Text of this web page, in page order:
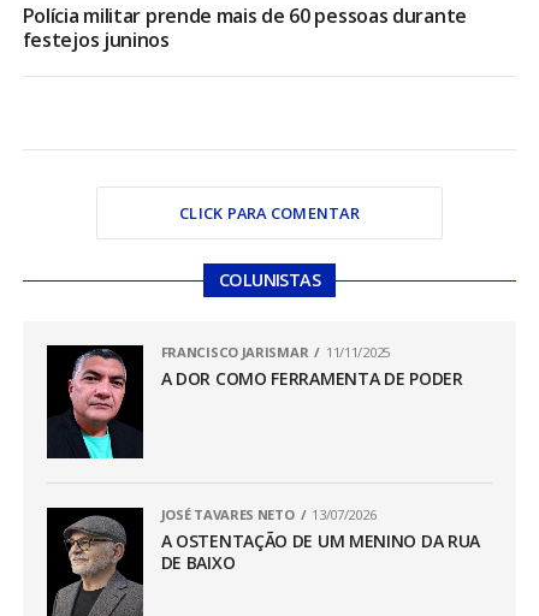
Polícia militar prende mais de 60 pessoas durante
festejos juninos
CLICK PARA COMENTAR
COLUNISTAS
FRANCISCO JARISMAR 11/11/2025
A DOR COMO FERRAMENTA DE PODER
JOSÉ TAVARES NETO 13/07/2026
A OSTENTAÇÃO DE UM MENINO DA RUA
DE BAIXO